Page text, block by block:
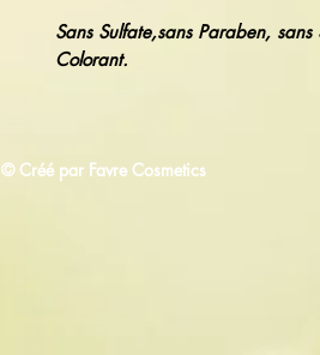
Sans Sulfate,sans Paraben,
Colorant.
© Créé par Favre Cosmetics